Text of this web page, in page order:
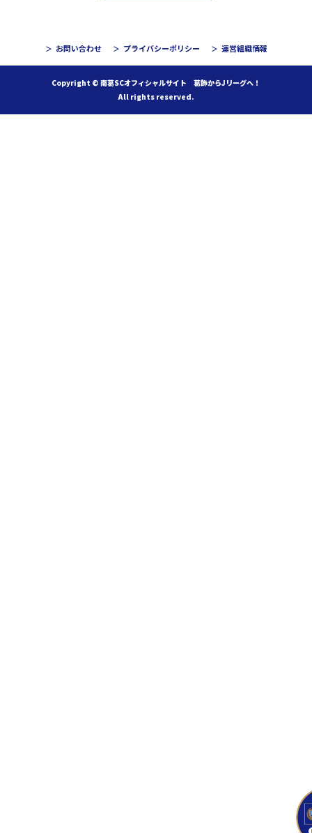
お問い合わせ プライバシーポリシー 運営組織情報
Copyright © 南葛SCオフィシャルサイト 葛飾からJリーグへ！
All rights reserved.